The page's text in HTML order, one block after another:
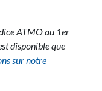
ATMO au 1er
disponible que
sur notre